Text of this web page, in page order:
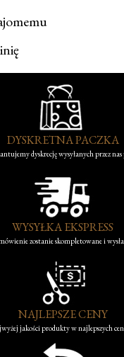
DYSKRETNA PACZKA
dyskrecję wysyłanych przez nas
WYSYŁKA EKSPRESS
zostanie skompletowane i
NAJLEPSZE CENY
jakości produkty w najlepszych